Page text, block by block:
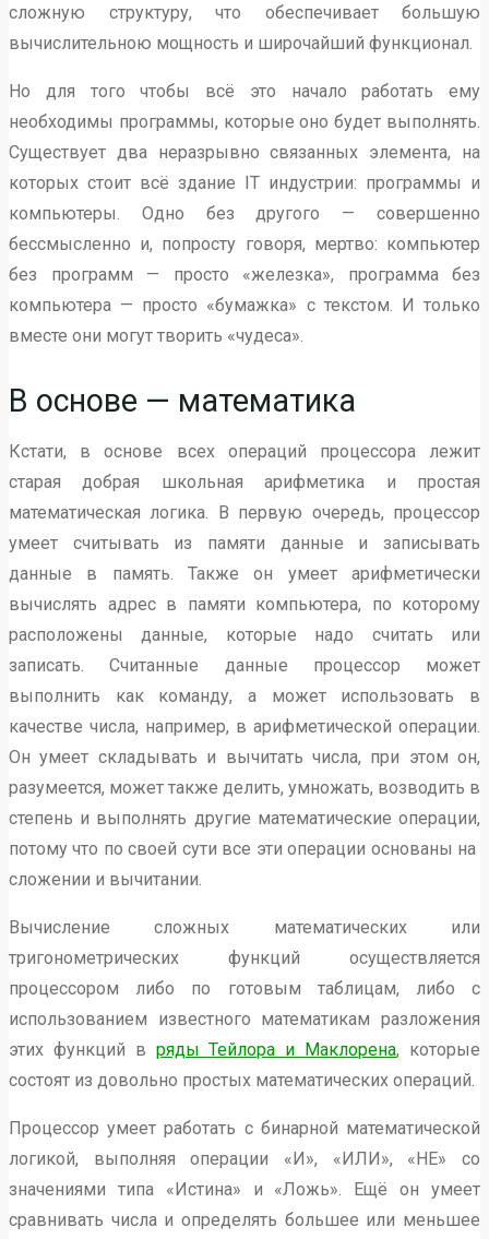
сложную структуру, что обеспечивает большую
вычислительною мощность и широчайший функционал.
Но для того чтобы всё это начало работать ему
необходимы программы, которые оно будет выполнять.
Существует два неразрывно связанных элемента, на
которых стоит всё здание IT индустрии: программы и
компьютеры. Одно без другого — совершенно
бессмысленно и, попросту говоря, мертво: компьютер
без программ — просто «железка», программа без
компьютера — просто «бумажка» с текстом. И только
вместе они могут творить «чудеса».
В основе — математика
Кстати, в основе всех операций процессора лежит
старая добрая школьная арифметика и простая
математическая логика. В первую очередь, процессор
умеет считывать из памяти данные и записывать
данные в память. Также он умеет арифметически
вычислять адрес в памяти компьютера, по которому
расположены данные, которые надо считать или
записать. Считанные данные процессор может
выполнить как команду, а может использовать в
качестве числа, например, в арифметической операции.
Он умеет складывать и вычитать числа, при этом он,
разумеется, может также делить, умножать, возводить в
степень и выполнять другие математические операции,
потому что по своей сути все эти операции основаны на
сложении и вычитании.
Вычисление сложных математических или
тригонометрических функций осуществляется
процессором либо по готовым таблицам, либо с
использованием известного математикам разложения
этих функций в ряды Тейлора и Маклорена, которые
состоят из довольно простых математических операций.
Процессор умеет работать с бинарной математической
логикой, выполняя операции «И», «ИЛИ», «НЕ» со
значениями типа «Истина» и «Ложь». Ещё он умеет
сравнивать числа и определять большее или меньшее